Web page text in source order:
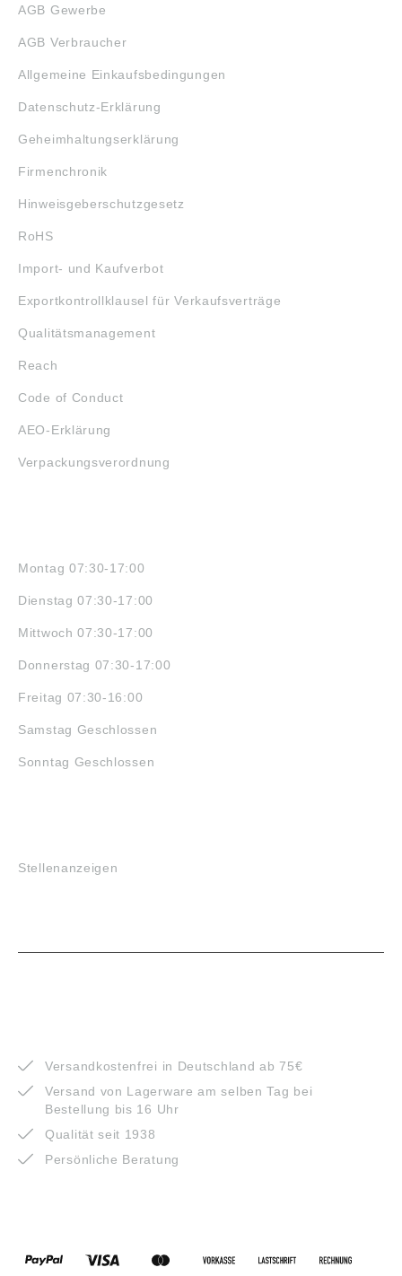
AGB Gewerbe
AGB Verbraucher
Allgemeine Einkaufsbedingungen
Datenschutz-Erklärung
Geheimhaltungserklärung
Firmenchronik
Hinweisgeberschutzgesetz
RoHS
Import- und Kaufverbot
Exportkontrollklausel für Verkaufsverträge
Qualitätsmanagement
Reach
Code of Conduct
AEO-Erklärung
Verpackungsverordnung
Montag 07:30-17:00
Dienstag 07:30-17:00
Mittwoch 07:30-17:00
Donnerstag 07:30-17:00
Freitag 07:30-16:00
Samstag Geschlossen
Sonntag Geschlossen
Stellenanzeigen
Versandkostenfrei in Deutschland ab 75€
Versand von Lagerware am selben Tag bei
Bestellung bis 16 Uhr
Qualität seit 1938
Persönliche Beratung